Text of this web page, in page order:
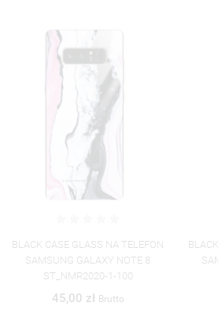
8
BLACK CASE GLASS NA TELEFON
SAMSUNG GALAXY NOTE 8
ST_NMR2020-1-101
45,00 zł